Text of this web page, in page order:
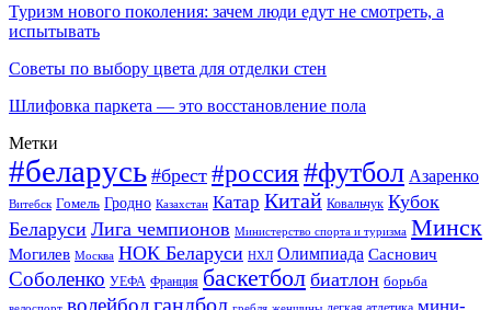
Туризм нового поколения: зачем люди едут не смотреть, а
испытывать
Советы по выбору цвета для отделки стен
Шлифовка паркета — это восстановление пола
Метки
#беларусь #брест #россия#футбол Азаренко
Витебск Гомель Гродно Казахстан Катар Китай Ковальчук Кубок
Беларуси Лига чемпионов Министерство спорта и туризма Минск
Могилев Москва НОК Беларуси НХЛ Олимпиада Саснович
Соболенко УЕФА Франция баскетбол биатлон борьба
волейболгандбол